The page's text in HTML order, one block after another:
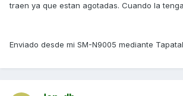
traen ya que estan agotadas. Cuando la
Enviado desde mi SM-N9005 mediante